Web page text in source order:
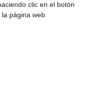
clic en el botón
página web.